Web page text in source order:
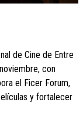
de Cine de Entre
con
el Ficer Forum,
y fortalecer